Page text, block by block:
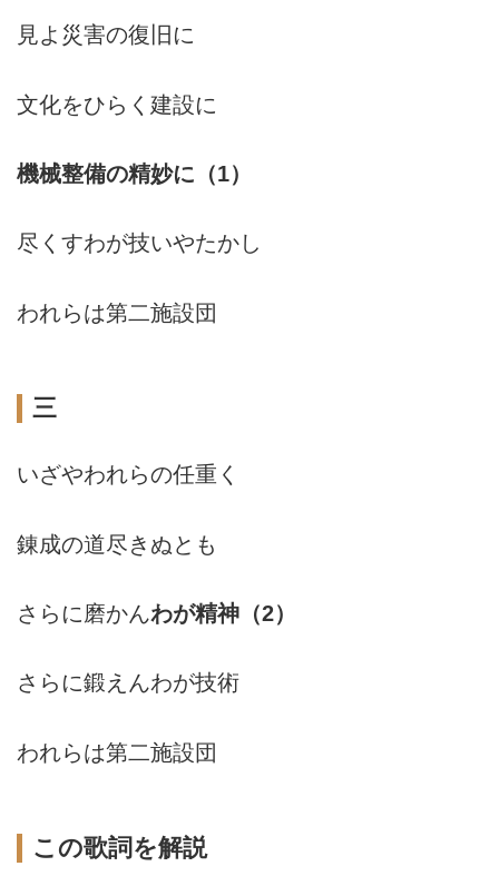
見よ災害の復旧に
文化をひらく建設に
機械整備の精妙に（1）
尽くすわが技いやたかし
われらは第二施設団
三
いざやわれらの任重く
錬成の道尽きぬとも
さらに磨かんわが精神（2）
さらに鍛えんわが技術
われらは第二施設団
この歌詞を解説